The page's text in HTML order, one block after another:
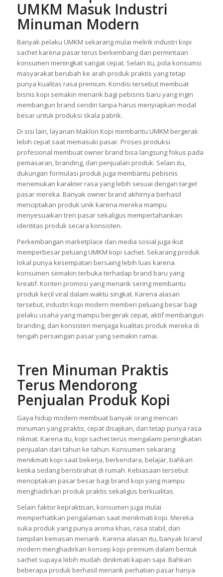
UMKM Masuk Industri
Minuman Modern
Banyak pelaku UMKM sekarang mulai melirik industri kopi
sachet karena pasar terus berkembang dan permintaan
konsumen meningkat sangat cepat. Selain itu, pola konsumsi
masyarakat berubah ke arah produk praktis yang tetap
punya kualitas rasa premium. Kondisi tersebut membuat
bisnis kopi semakin menarik bagi pebisnis baru yang ingin
membangun brand sendiri tanpa harus menyiapkan modal
besar untuk produksi skala pabrik.
Di sisi lain, layanan Maklon Kopi membantu UMKM bergerak
lebih cepat saat memasuki pasar. Proses produksi
profesional membuat owner brand bisa langsung fokus pada
pemasaran, branding, dan penjualan produk. Selain itu,
dukungan formulasi produk juga membantu pebisnis
menemukan karakter rasa yang lebih sesuai dengan target
pasar mereka. Banyak owner brand akhirnya berhasil
menciptakan produk unik karena mereka mampu
menyesuaikan tren pasar sekaligus mempertahankan
identitas produk secara konsisten.
Perkembangan marketplace dan media sosial juga ikut
memperbesar peluang UMKM kopi sachet. Sekarang produk
lokal punya kesempatan bersaing lebih luas karena
konsumen semakin terbuka terhadap brand baru yang
kreatif. Konten promosi yang menarik sering membantu
produk kecil viral dalam waktu singkat. Karena alasan
tersebut, industri kopi modern memberi peluang besar bagi
pelaku usaha yang mampu bergerak cepat, aktif membangun
branding, dan konsisten menjaga kualitas produk mereka di
tengah persaingan pasar yang semakin ramai.
Tren Minuman Praktis
Terus Mendorong
Penjualan Produk Kopi
Gaya hidup modern membuat banyak orang mencari
minuman yang praktis, cepat disajikan, dan tetap punya rasa
nikmat. Karena itu, kopi sachet terus mengalami peningkatan
penjualan dari tahun ke tahun. Konsumen sekarang
menikmati kopi saat bekerja, berkendara, belajar, bahkan
ketika sedang beristirahat di rumah. Kebiasaan tersebut
menciptakan pasar besar bagi brand kopi yang mampu
menghadirkan produk praktis sekaligus berkualitas.
Selain faktor kepraktisan, konsumen juga mulai
memperhatikan pengalaman saat menikmati kopi. Mereka
suka produk yang punya aroma khas, rasa stabil, dan
tampilan kemasan menarik. Karena alasan itu, banyak brand
modern menghadirkan konsep kopi premium dalam bentuk
sachet supaya lebih mudah dinikmati kapan saja. Bahkan
beberapa produk berhasil menarik perhatian pasar hanya